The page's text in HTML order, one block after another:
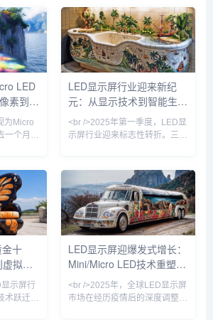
眼3D、
等新兴场
屏产业明
计，
市场规
同比增长
传统户外
Micro
面贴装）与COB（板上芯片）
技术格局已被彻底打破，
Mini/Micro LED技术从实验室加
速走向量产线，成为驱动市场增
长的核心引擎。多家头部厂商如
利亚德、洲明科技、艾比森在
2024年半年报中披露，Mini
LED订单同比增长超过300%，
P
LED
素到虚
为Micro
一个月
北京工
全自动巨
达到
困扰行
与“缺陷修
层面得
方在成
功点亮
LED显示屏行业迎来新纪
元：从显示技术到智能生态
的全面跃迁
<br />2025年第一季度，LED显
示屏行业迎来标志性转折。三
尺寸商用显示器的成本拉低至传
统方案的60%。与此同时，Mini
LED背光技术加速向中端市场渗
透，75英寸电视价格首次跌破
万元大关。行业分析师指出，这
不仅是像素间距的缩小，更意味
着LED显示从“户外广告牌”向“超
高清家庭影院”的边界消融。<br
金十
拟现
觉产业
示屏行
术跃迁。
LED显示屏迎爆发式增长：
Mini/Micro LED技术重塑千
亿市场格局
<br />2025年，全球LED显示屏
市场在经历疫情后的深度调整期